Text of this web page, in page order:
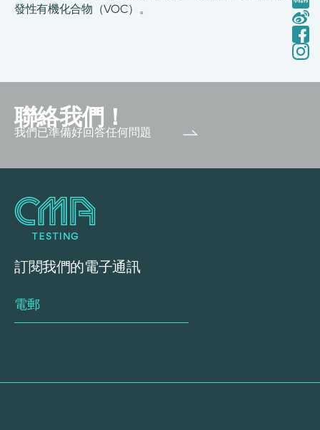
發性有機化合物（VOC）。
聯絡我們！
我們已準備好回答任何問題
訂閱我們的電子通訊